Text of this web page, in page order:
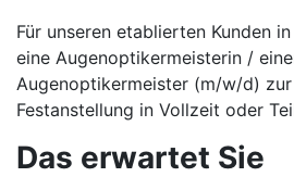
Für unseren etablierten Kunden
eine Augenoptikermeisterin /
Augenoptikermeister (m/w/d)
Festanstellung in Vollzeit oder
Das erwartet Sie